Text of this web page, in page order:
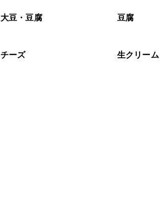
大豆・豆腐 豆腐
チーズ 生クリーム